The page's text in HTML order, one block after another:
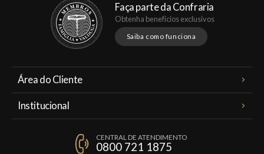
Faça parte da Confraria
Obtenha benefícios exclusivos
Saiba como funciona
Área do Cliente
Meus Pedidos
Institucional
A Famiglia Valduga
Política de PrivacidadeCENTRAL DE ATENDIMENTO
0800 721 1875